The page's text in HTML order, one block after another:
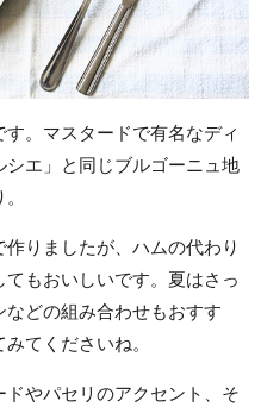
。マスタードで有名なディ
エ」と同じブルゴーニュ地
りましたが、ハムの代わり
もおいしいです。夏はさっ
どの組み合わせもおすす
てくださいね。
やパセリのアクセント、そ